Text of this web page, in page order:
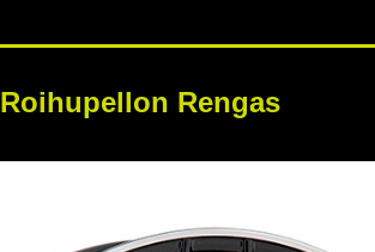
Roihupellon RengasRENKAAT